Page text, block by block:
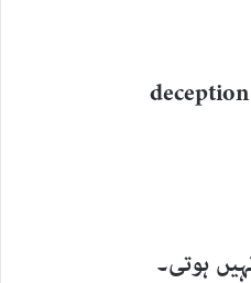
ہوتی۔